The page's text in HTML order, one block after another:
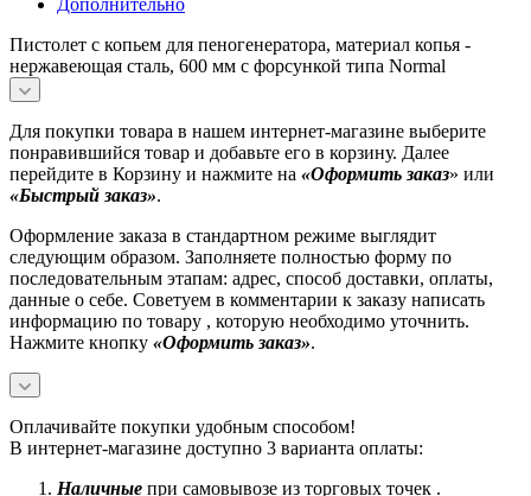
Пистолет с копьем для пеногенератора, материал копья -
нержавеющая сталь, 600 мм с форсункой типа Normal
Для покупки товара в нашем интернет-магазине выберите
понравившийся товар и добавьте его в корзину. Далее
перейдите в Корзину и нажмите на «Оформить заказ» или
«Быстрый заказ».
Оформление заказа в стандартном режиме выглядит
следующим образом. Заполняете полностью форму по
последовательным этапам: адрес, способ доставки, оплаты,
данные о себе. Советуем в комментарии к заказу написать
информацию по товару , которую необходимо уточнить.
Нажмите кнопку «Оформить заказ».
Оплачивайте покупки удобным способом!
В интернет-магазине доступно 3 варианта оплаты:
Наличные при самовывозе из торговых точек .